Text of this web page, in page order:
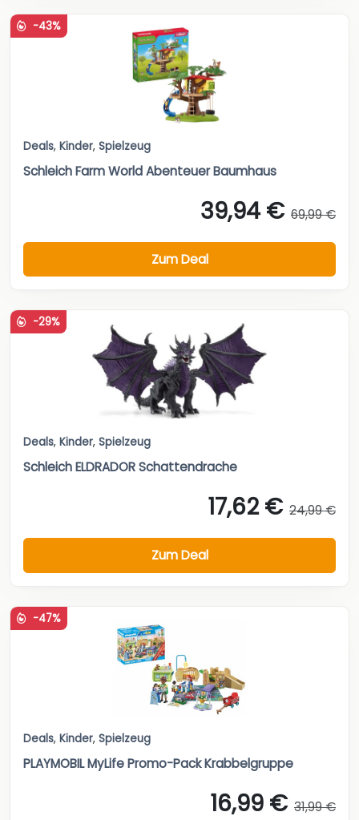
-43%
Deals, Kinder, Spielzeug
Schleich Farm World Abenteuer Baumhaus
39,94 € 69,99 €
Zum Deal
-29%
Deals, Kinder, Spielzeug
Schleich ELDRADOR Schattendrache
17,62 € 24,99 €
Zum Deal
-47%
Deals, Kinder, Spielzeug
PLAYMOBIL MyLife Promo-Pack Krabbelgruppe
16,99 € 31,99 €